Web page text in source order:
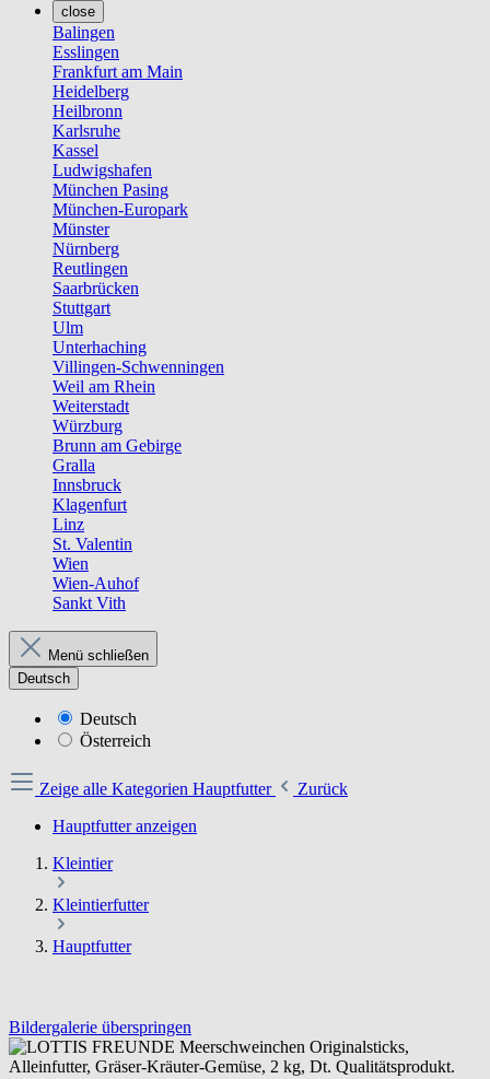
close
Balingen
Esslingen
Frankfurt am Main
Heidelberg
Heilbronn
Karlsruhe
Kassel
Ludwigshafen
München Pasing
München-Europark
Münster
Nürnberg
Reutlingen
Saarbrücken
Stuttgart
Ulm
Unterhaching
Villingen-Schwenningen
Weil am Rhein
Weiterstadt
Würzburg
Brunn am Gebirge
Gralla
Innsbruck
Klagenfurt
Linz
St. Valentin
Wien
Wien-Auhof
Sankt Vith
Menü schließen
Deutsch
Deutsch
Österreich
Zeige alle Kategorien Hauptfutter
Zurück
Hauptfutter anzeigen
Kleintier
Kleintierfutter
Hauptfutter
Bildergalerie überspringen